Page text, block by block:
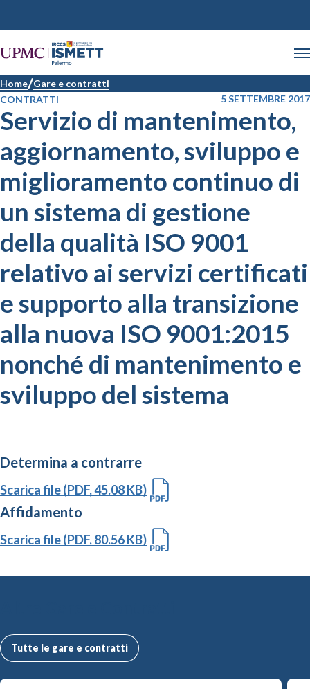
Home Gare e contratti
CONTRATTI
5 SETTEMBRE 2017
Servizio di mantenimento,
aggiornamento, sviluppo e
miglioramento continuo di
un sistema di gestione
della qualità ISO 9001
relativo ai servizi certificati
e supporto alla transizione
alla nuova ISO 9001:2015
nonché di mantenimento e
sviluppo del sistema
Determina a contrarre
Scarica file (PDF, 45.08 KB)
Affidamento
Scarica file (PDF, 80.56 KB)
Tutte le gare e contratti